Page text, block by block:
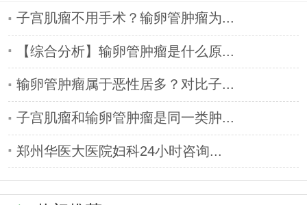
子宫肌瘤不用手术？输卵管肿瘤为...
【综合分析】输卵管肿瘤是什么原...
输卵管肿瘤属于恶性居多？对比子...
子宫肌瘤和输卵管肿瘤是同一类肿...
郑州华医大医院妇科24小时咨询...